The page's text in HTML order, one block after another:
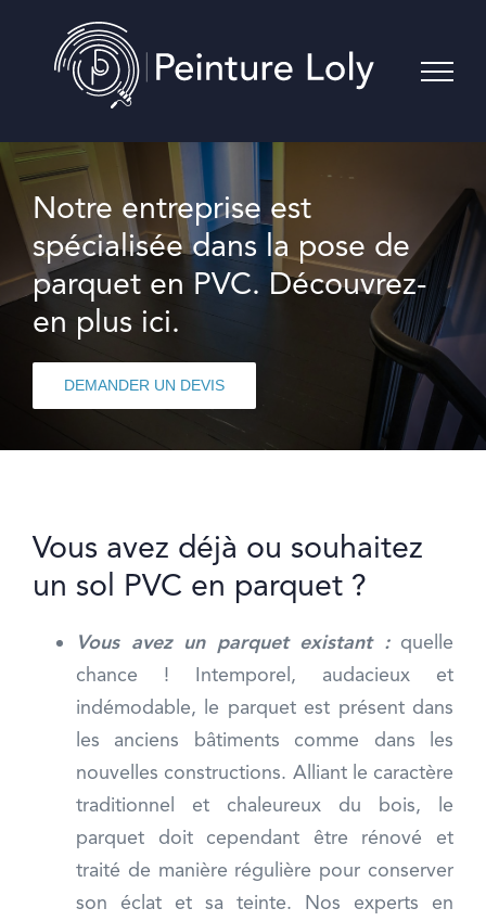
content
Notre entreprise est
spécialisée dans la pose de
parquet en PVC. Découvrez-
en plus ici.
DEMANDER UN DEVIS
Vous avez déjà ou souhaitez
un sol PVC en parquet ?
Vous avez un parquet existant :quelle
chance ! Intemporel, audacieux et
indémodable, le parquet est présent dans
les anciens bâtiments comme dans les
nouvelles constructions. Alliant le caractère
traditionnel et chaleureux du bois, le
parquet doit cependant être rénové et
traité de manière régulière pour conserver
son éclat et sa teinte. Nos experts en